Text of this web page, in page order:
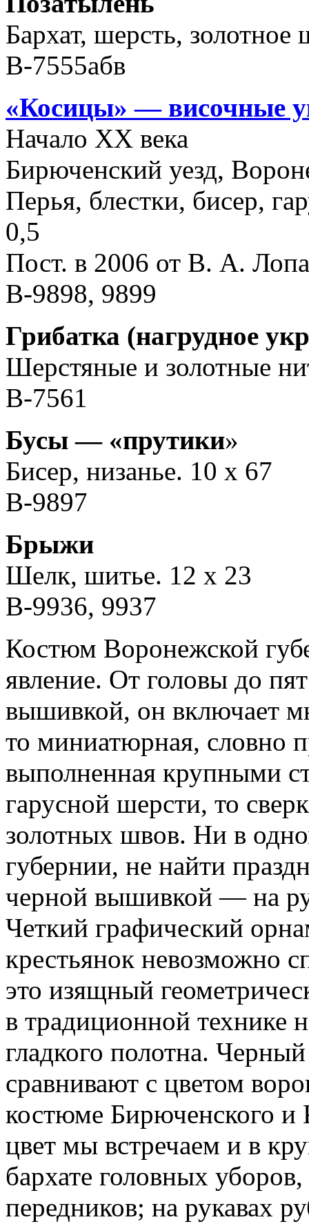
Бархат, шерсть,
В-7555абв
«Косицы» — височные
Начало ХХ века
Бирюченский уезд,
Перья, блестки, бисер,
0,5
Пост. в 2006 от В. А.
В-9898, 9899
Грибатка (нагрудное
Шерстяные и золотные
В-7561
Бусы — «прутики»
Бисер, низанье. 10 х 67
В-9897
Брыжи
Шелк, шитье. 12 х 23
В-9936, 9937
Костюм Воронежской
явление. От головы до
вышивкой, он включает
то миниатюрная, словно
выполненная крупными
гарусной шерсти, то
золотных швов. Ни в
губернии, не найти
черной вышивкой — на
Четкий графический
крестьянок невозможно
это изящный
в традиционной технике
гладкого полотна.
сравнивают с цветом
костюме Бирюченского и
цвет мы встречаем и в
бархате головных
передников; на рукавах